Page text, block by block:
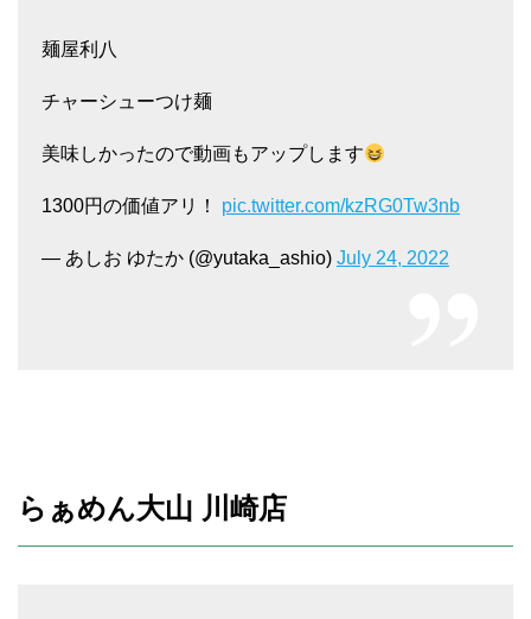
麺屋利八
チャーシューつけ麺
美味しかったので動画もアップします
1300円の価値アリ！ pic.twitter.com/kzRG0Tw3nb
— あしお ゆたか (@yutaka_ashio) July 24, 2022
らぁめん大山 川崎店